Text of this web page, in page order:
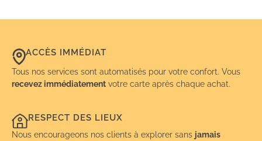
ACCÈS IMMÉDIAT
Tous nos services sont automatisés pour votre confort. Vous
recevez immédiatement votre carte après chaque achat.
RESPECT DES LIEUX
Nous encourageons nos clients à explorer sans jamais